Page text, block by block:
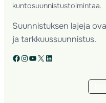
kuntosuunnistustoimintaa.
Suunnistuksen lajeja
ja tarkkuussuunnistus.
Facebook Instagram YouTube X LinkedIn